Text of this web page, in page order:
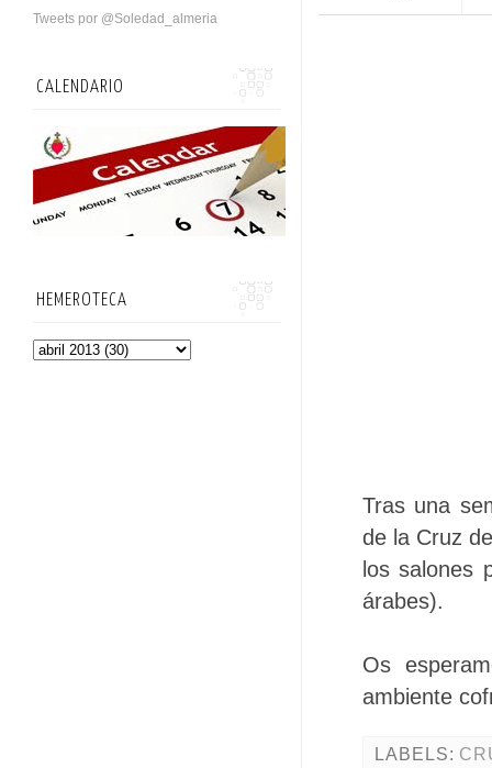
Tras una
de la Cruz
los salones
árabes).
Os
ambiente
LABELS:
Tweets por @Soledad_almeria
CALENDARIO
HEMEROTECA